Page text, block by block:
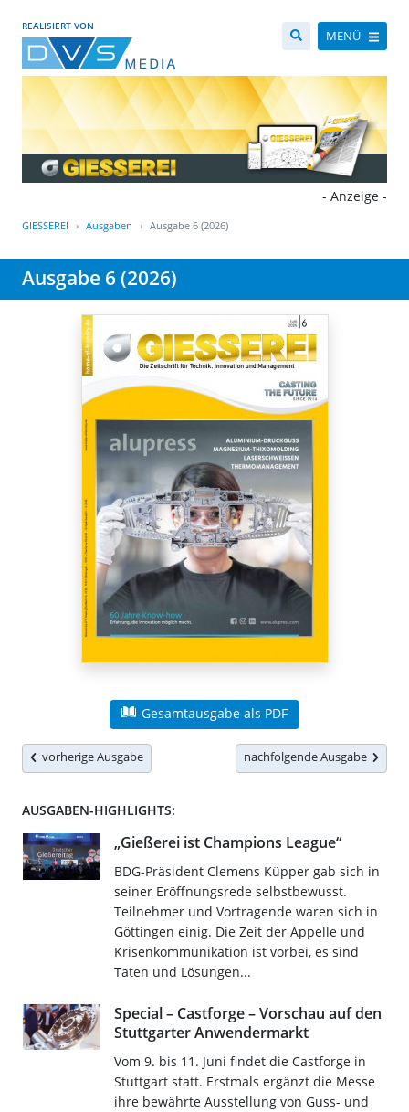
REALISIERT VON
MENÜ
- Anzeige -
GIESSEREI Ausgaben Ausgabe 6 (2026)
Ausgabe 6 (2026)
Gesamtausgabe als PDF
vorherige Ausgabe nachfolgende Ausgabe
AUSGABEN-HIGHLIGHTS:
„Gießerei ist Champions League“
BDG-Präsident Clemens Küpper gab sich in
seiner Eröffnungsrede selbstbewusst.
Teilnehmer und Vortragende waren sich in
Göttingen einig. Die Zeit der Appelle und
Krisenkommunikation ist vorbei, es sind
Taten und Lösungen...
Special – Castforge – Vorschau auf den
Stuttgarter Anwendermarkt
Vom 9. bis 11. Juni findet die Castforge in
Stuttgart statt. Erstmals ergänzt die Messe
ihre bewährte Ausstellung von Guss- und